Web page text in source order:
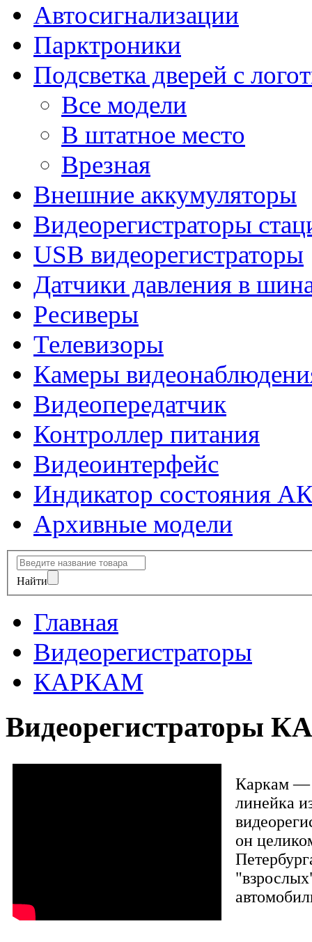
Автосигнализации
Парктроники
Подсветка дверей с
Все модели
В штатное место
Врезная
Внешние аккумуляторы
Видеорегистраторы
USB видеорегистраторы
Датчики давления в
Ресиверы
Телевизоры
Камеры
Видеопередатчик
Контроллер питания
Видеоинтерфейс
Индикатор состояния
Архивные модели
Найти
Главная
Видеорегистраторы
КАРКАМ
Видеорегистраторы
Каркам —
линейка
он